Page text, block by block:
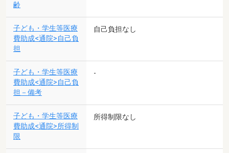
齢
子ども・学生等医療
費助成<通院>自己負
担
自己負担なし
子ども・学生等医療
費助成<通院>自己負
担－備考
-
子ども・学生等医療
費助成<通院>所得制
限
所得制限なし